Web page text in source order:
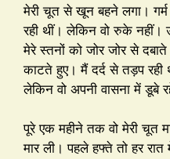
मेरी चूत से खून बहने लगा। गर्म
रही थीं। लेकिन वो रुके नहीं।
मेरे स्तनों को जोर जोर से
काटते हुए। मैं दर्द से तड़प
लेकिन वो अपनी वासना में डूबे
पूरे एक महीने तक वो मेरी चूत
मार ली। पहले हफ्ते तो हर